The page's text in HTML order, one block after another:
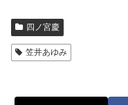
四ノ宮慶
笠井あゆみ